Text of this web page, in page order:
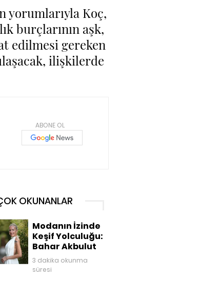
yorumlarıyla Koç,
burçlarının aşk,
edilmesi gereken
ilişkilerde
ABONE OL
OKUNANLAR
Modanın İzinde
Keşif Yolculuğu:
Bahar Akbulut
3 dakika okunma
süresi